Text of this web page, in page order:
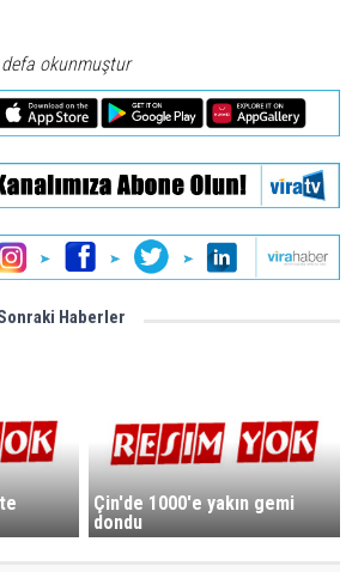
okunmuştur
Haberler
Çin'de 1000'e yakın gemi
dondu